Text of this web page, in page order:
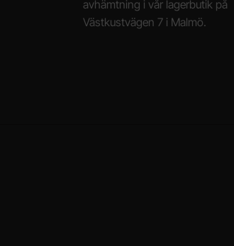
avhämtning i vår lagerbutik på
Västkustvägen 7 i Malmö.